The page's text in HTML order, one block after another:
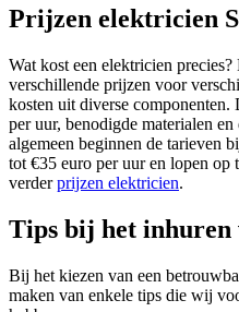
Prijzen elektricien
Wat kost een elektricien
verschillende prijzen voor
kosten uit diverse
per uur, benodigde materialen
algemeen beginnen de tarieven
tot €35 euro per uur en lopen op
verderprijzen elektricien.
Tips bij het inhuren
Bij het kiezen van een
maken van enkele tips die wij